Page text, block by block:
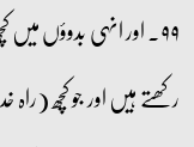
۹۹۔ اور انہی بدوؤں
رکھتے ہیں اور جو کچھ